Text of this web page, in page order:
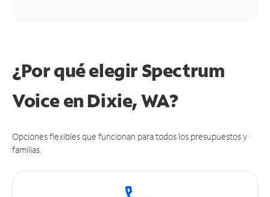
¿Por qué elegir Spectrum
Voice en Dixie, WA?
Opciones flexibles que funcionan para todos los presupuestos y
familias.